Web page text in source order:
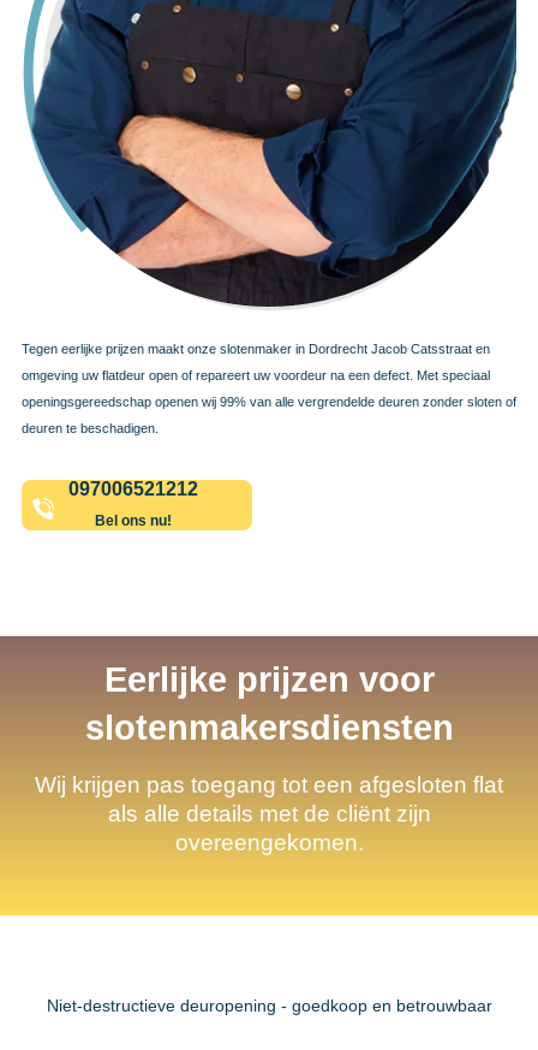
Tegen eerlijke prijzen maakt onze slotenmaker in Dordrecht Jacob Catsstraat en
omgeving uw flatdeur open of repareert uw voordeur na een defect. Met speciaal
openingsgereedschap openen wij 99% van alle vergrendelde deuren zonder sloten of
deuren te beschadigen.
097006521212
Bel ons nu!
Eerlijke prijzen voor
slotenmakersdiensten
Wij krijgen pas toegang tot een afgesloten flat
als alle details met de cliënt zijn
overeengekomen.
Niet-destructieve deuropening - goedkoop en betrouwbaar